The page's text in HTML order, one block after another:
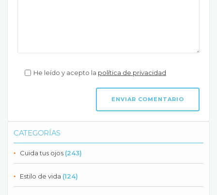
He leído y acepto la política de privacidad
CATEGORÍAS
Cuida tus ojos (243)
Estilo de vida (124)